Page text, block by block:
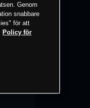
Genom
snabbare
för att
Policy för